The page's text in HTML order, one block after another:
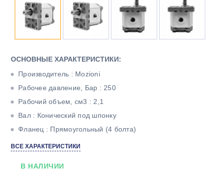
ОСНОВНЫЕ ХАРАКТЕРИСТИКИ:
Производитель : Mozioni
Рабочее давление, Бар : 250
Рабочий объем, см3 : 2,1
Вал : Конический под шпонку
Фланец : Прямоугольный (4 болта)
Количество потоков : Однопоточный
ВСЕ ХАРАКТЕРИСТИКИ
В НАЛИЧИИ